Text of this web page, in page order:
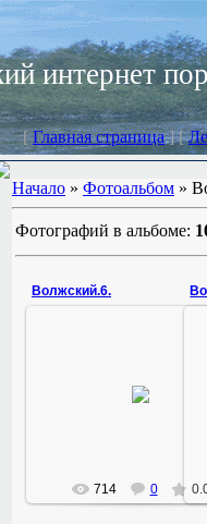
интернет
[Главная страница] [
Начало » Фотоальбом »
Фотографий в альбоме:
Волжский.6.
конец сентября
714 0